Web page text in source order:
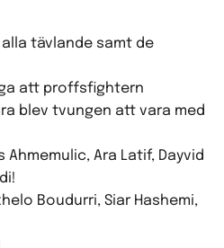
tävlande samt de
att proffsfightern
blev tvungen att vara med
Ara Latif, Dayvid
Boudurri, Siar Hashemi,